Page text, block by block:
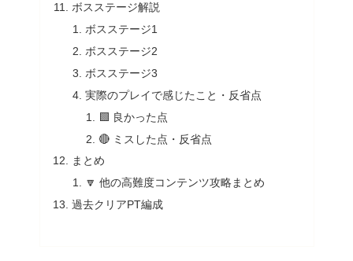
ボスステージ解説
ボスステージ1
ボスステージ2
ボスステージ3
実際のプレイで感じたこと・反省点
🟩 良かった点
🔴 ミスした点・反省点
まとめ
🔽 他の高難度コンテンツ攻略まとめ
過去クリアPT編成